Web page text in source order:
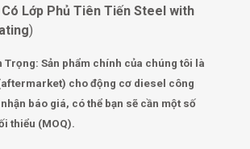
Lớp Phủ Tiên Tiến Steel with
)
Trọng: Sản phẩm chính của chúng tôi là
cho động cơ diesel công
báo giá, có thể bạn sẽ cần một số
thiểu (MOQ).